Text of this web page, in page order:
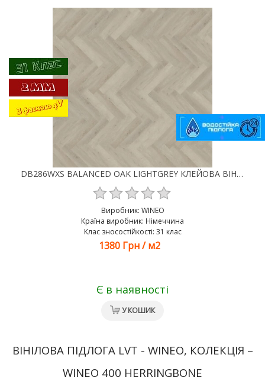
DB286WXS BALANCED OAK LIGHTGREY КЛЕЙОВА ВІНІЛОВА ПІДЛОГА LVT WINEO 400
Виробник: WINEO
Країна виробник: Німеччина
Клас зносостійкості: 31 клас
1380 Грн/м2
Є в наявності
У КОШИК
ВІНІЛОВА ПІДЛОГА LVT - WINEO, КОЛЕКЦІЯ –
WINEO 400 HERRINGBONE